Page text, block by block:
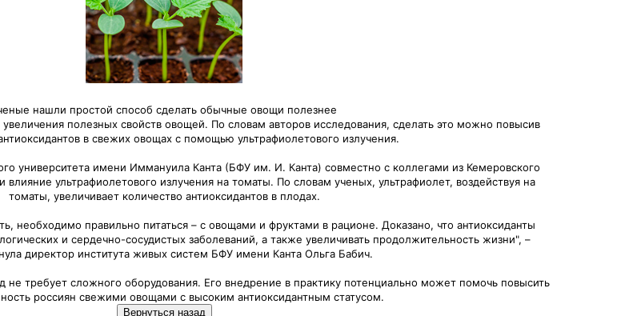
нашли простой способ сделать обычные овощи полезнее
полезных свойств овощей. По словам авторов исследования, сделать это можно повысив
в свежих овощах с помощью ультрафиолетового излучения.
университета имени Иммануила Канта (БФУ им. И. Канта) совместно с коллегами из Кемеровского
влияние ультрафиолетового излучения на томаты. По словам ученых, ультрафиолет, воздействуя на
томаты, увеличивает количество антиоксидантов в плодах.
необходимо правильно питаться – с овощами и фруктами в рационе. Доказано, что антиоксиданты
и сердечно-сосудистых заболеваний, а также увеличивать продолжительность жизни", –
директор института живых систем БФУ имени Канта Ольга Бабич.
требует сложного оборудования. Его внедрение в практику потенциально может помочь повысить
россиян свежими овощами с высоким антиоксидантным статусом.